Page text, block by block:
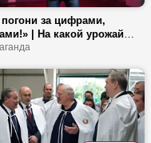
погони за цифрами,
| На какой урожай
Президент? | Зачем